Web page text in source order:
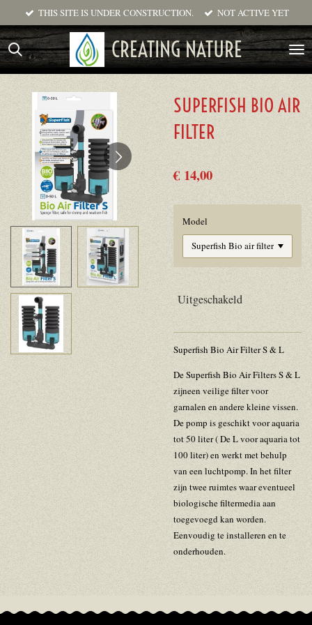
direct
naar
de
CREATING NATURE
THIS SITE IS UNDER CONSTRUCTION. NOT ACTIVE YET
SUPERFISH BIO AIR
FILTER
€ 14,00
Model
Uitgeschakeld
Superfish Bio Air Filter S & L
De Superfish Bio Air Filters S & L
zijneen veilige filter voor
garnalen en andere kleine vissen.
De pomp is geschikt voor aquaria
tot 50 liter ( De L voor aquaria tot
100 liter) en werkt met behulp
van een luchtpomp. In het filter
zijn twee ruimtes waar eventueel
biologische filtermedia aan
toegevoegd kan worden.
Eenvoudig te installeren en te
onderhouden.